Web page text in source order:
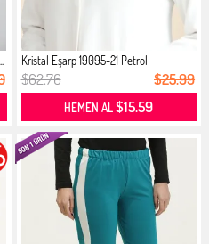
Kristal Eşarp 19095-21 Petrol
$62.76 $25.99
HEMEN AL$15.59